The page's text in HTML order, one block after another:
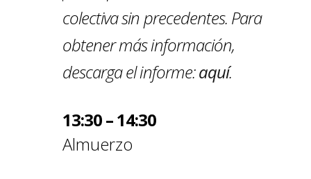
colectiva sin precedentes. Para
obtener más información,
descarga el informe:aquí.
13:30 – 14:30
Almuerzo